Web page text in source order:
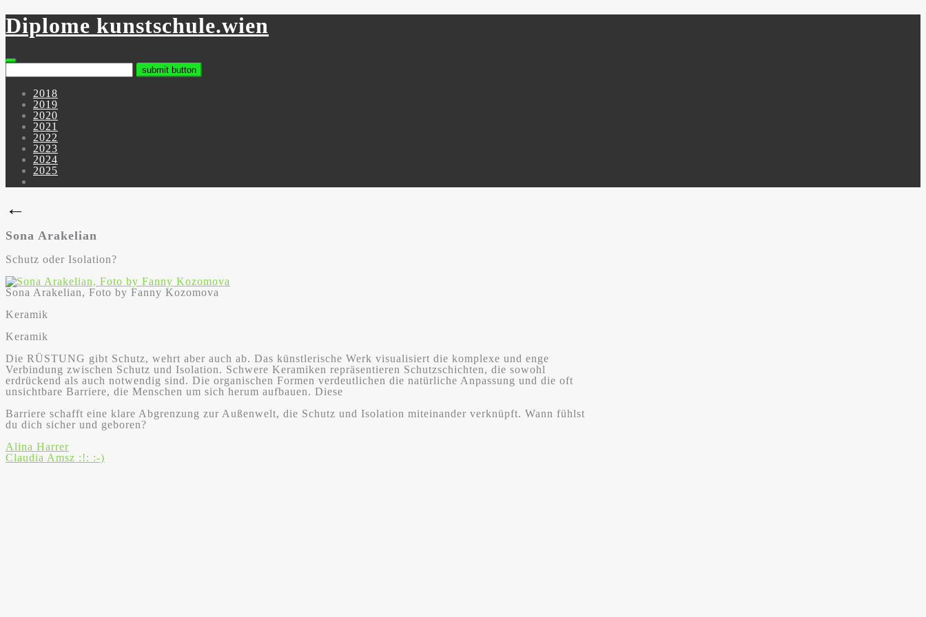
Skip
to
content
Diplome kunstschule.wien
2018
2019
2020
2021
2022
2023
2024
2025
←
Sona Arakelian
Schutz oder Isolation?
Sona Arakelian, Foto by Fanny Kozomova
Keramik
Keramik
Die RÜSTUNG gibt Schutz, wehrt aber auch ab. Das künstlerische Werk visualisiert die komplexe und enge
Verbindung zwischen Schutz und Isolation. Schwere Keramiken repräsentieren Schutzschichten, die sowohl
erdrückend als auch notwendig sind. Die organischen Formen verdeutlichen die natürliche Anpassung und die oft
unsichtbare Barriere, die Menschen um sich herum aufbauen. Diese
Barriere schafft eine klare Abgrenzung zur Außenwelt, die Schutz und Isolation miteinander verknüpft. Wann fühlst
du dich sicher und geboren?
Beitragsnavigation
Alina Harrer
Claudia Amsz :!: :-)